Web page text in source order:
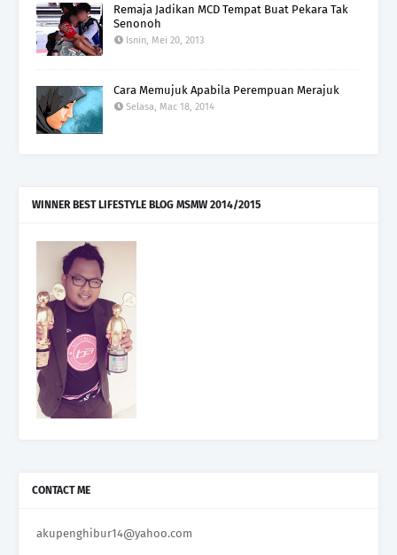
Remaja Jadikan MCD Tempat Buat Pekara Tak
Senonoh
Isnin, Mei 20, 2013
Cara Memujuk Apabila Perempuan Merajuk
Selasa, Mac 18, 2014
WINNER BEST LIFESTYLE BLOG MSMW 2014/2015
CONTACT ME
akupenghibur14@yahoo.com